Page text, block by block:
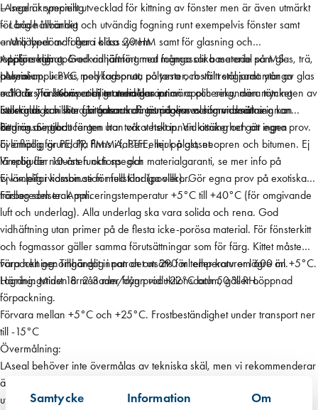
Samtycke Information Om
d
– Ingen krympning
– Lång hållbarhet
– Miljöbedömd i flera olika system
– Lägre klimatpåverkan jämfört med fogmassor baserade på MS-
polymer
– 10 års funktions- och materialgaranti.
Fullständiga villkor för garantin finns på www.leifarvidsson.se
LAseal är speciellt utvecklad för kittning av fönster men är även utmärkt
för både invändig och utvändig fogning runt exempelvis fönster samt
andra typer av fogar i klass 20 HM samt för glasning och
toppförsegling. God vidhäftning mot många olika material som glas, trä,
aluminium, u-PVC, polykarbonat, polyester, rostfritt stål samt många
målade ytor. Kompatibilitet med den primära och sekundära tätningen av
isolerglas kan inte garanteras då tätningarnas sammansättning kan
ändras av producenten utan vår vetskap. Vid osäkerhet gör egna prov.
Applicering:
LAseal appliceras med fogspruta på torra och väl rengjorda ytor av glas
och trä. Trä behöver ej grundmålas innan applicering, men mycket
uttorkade och slitna kittfalsar kan grundoljas och grundmålas innan
kittning. Se till att färgen har torkat helt innan kittning och att ingen
överflödig grundolja finns i falsen eller på glaset.
Vi erbjuder 10-års funktions- och materialgaranti, se mer info på
www.leifarvidsson.se för fullständiga villkor.
Begränsningar:
Ej lämplig för PE, PP, PMMA, PTFE, mjuk plast, neopren och bitumen. Ej
lämplig för natursten och speglar
Ej lämplig i kombination med klor (pooler). Gör egna prov på exotiska
träslag som teak mm.
Förberedelser: Appliceringstemperatur +5°C till +40°C (för omgivande
luft och underlag). Alla underlag ska vara solida och rena. God
vidhäftning utan primer på de flesta icke-porösa material. För fönsterkitt
och fogmassor gäller samma förutsättningar som för färg. Kittet måste
vara helt genomhärdat innan det utsätts för temperaturer lägre än +5°C.
Härdningstiden är 2-3 mm/dygn vid +22°C och 50 % RH.
Förpackning: Tillgänglig i patron om 290 ml eller korv om 600 ml.
Lagring: Minst 18 månader från produktionsdatum, gäller oöppnad
förpackning.
Förvara mellan +5°C och +25°C. Frostbeständighet under transport ner
till -15°C
Övermålning:
LAseal behöver inte övermålas av tekniska skäl, men vi rekommenderar
ändå målning då det ger ett enhetligare
utseende och en yta som är lättare att hålla ren. Välj en kulör som ligger